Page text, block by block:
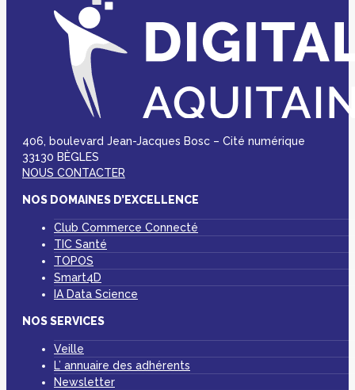
406, boulevard Jean-Jacques Bosc – Cité numérique
33130 BÈGLES
NOUS CONTACTER
NOS DOMAINES D’EXCELLENCE
Club Commerce Connecté
TIC Santé
TOPOS
Smart4D
IA Data Science
NOS SERVICES
Veille
L’ annuaire des adhérents
Newsletter